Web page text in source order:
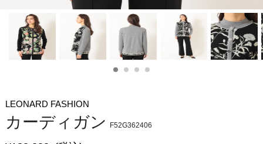
LEONARD FASHION
カーディガン F52G362406